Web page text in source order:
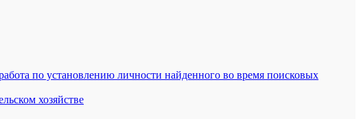
по установлению личности найденного во время поисковых
хозяйстве